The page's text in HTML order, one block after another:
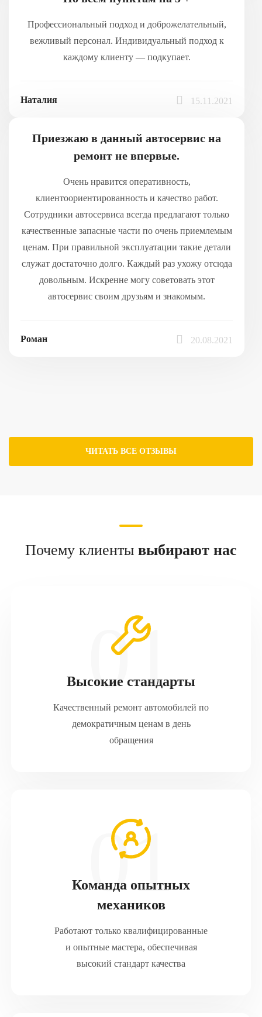
Профессиональный подход и доброжелательный,
вежливый персонал. Индивидуальный подход к
каждому клиенту — подкупает.
Наталия 15.11.2021
Приезжаю в данный автосервис на
ремонт не впервые.
Очень нравится оперативность,
клиентоориентированность и качество работ.
Сотрудники автосервиса всегда предлагают только
качественные запасные части по очень приемлемым
ценам. При правильной эксплуатации такие детали
служат достаточно долго. Каждый раз ухожу отсюда
довольным. Искренне могу советовать этот
автосервис своим друзьям и знакомым.
Роман 20.08.2021
ЧИТАТЬ ВСЕ ОТЗЫВЫ
Почему клиенты выбирают нас
Высокие стандарты
Качественный ремонт автомобилей по
демократичным ценам в день
обращения
Команда опытных
механиков
Работают только квалифицированные
и опытные мастера, обеспечивая
высокий стандарт качества